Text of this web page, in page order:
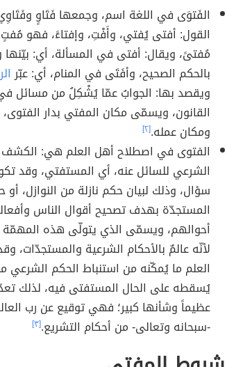
الفَتوَى في اللغة اسم، وجمعها فَتَاوٍ
القول: أفتى يُفتي، وأَفْتِ، وإفتاءً، فهو
مُفتىً، ويقال: أفتى في المسألة، أي: بيّنها
بالحكم الصحيح، وأفَتَى في المنام، أي: عبّر
ويقصد بها: الجوابُ عمّا يُشْكِلُ من مسائل
القانون، ويسمّى مكان المفتي بدار
ومكان عمله.[٢]
الفتوى في اصطلاح أهل العلم هي:
الشرعي للسائل عنه، أي المستفتي، وقد
سؤال، وذلك لبيان حكم نازلة من النوازل، أو
المستجدّة بهدف تصحيح أقوال الناس
أحوالهم، ويسمّى الذي يتولّى هذه المهمّة
لأنّه عالمٌ بالأحكام الشرعية والمستجدّات،
العلم ما يُمكّنه من استنباط الحكم الشرعي
يُسقطه على الحال المستفتى فيه، لذلك
عظيماً وشأنها كبير؛ فهي توقيع عن رب
-سبحانه وتعالى- من أحكام التشريع.[٣]